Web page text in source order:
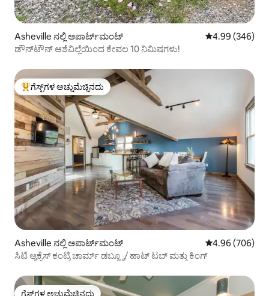
Asheville ನಲ್ಲಿ ಅಪಾರ್ಟ್‌ಮಂಟ್ 5 ರಲ್ಲಿ 4.99
4.99 (346)
ಡೌನ್‌ಟೌನ್ ಆಶೆವಿಲ್ಲೆಯಿಂದ ಕೇವಲ 10 ನಿಮಿಷಗಳು!
ಗೆಸ್ಟ್‌ಗಳಿಗೆ ಅತಿ ಹೆಚ್ಚು ಅಚ್ಚುಮೆಚ್ಚಿನದು
ಗೆಸ್ಟ್‌ಗಳ ಅಚ್ಚುಮೆಚ್ಚಿನದು
Asheville ನಲ್ಲಿ ಅಪಾರ್ಟ್‌ಮಂಟ್ 5 ರಲ್ಲಿ 4.96
4.96 (706)
ಸಿಟಿ ಆ್ಯಕ್ಸೆಸ್ ಕಂಟ್ರಿ ಚಾರ್ಮ್ ಡಬ್ಲ್ಯೂ/ ಹಾಟ್ ಟಬ್ ಮತ್ತು ಕಿಂಗ್
ಗೆಸ್ಟ್‌ಗಳ ಅಚ್ಚುಮೆಚ್ಚಿನದು